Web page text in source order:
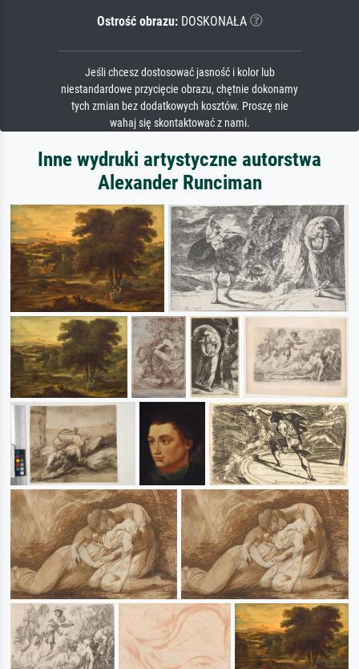
Ostrość obrazu:DOSKONAŁA
Jeśli chcesz dostosować jasność i kolor lub
niestandardowe przycięcie obrazu, chętnie dokonamy
tych zmian bez dodatkowych kosztów. Proszę nie
wahaj się skontaktować z nami.
Inne wydruki artystyczne autorstwa
Alexander Runciman